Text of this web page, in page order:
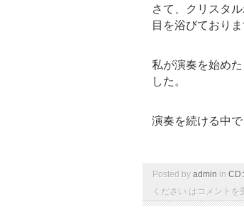
さて、クリスタ
目を浴びておりま
私が演奏を始め
した。
演奏を続ける中
Posted by admin in CD
ください は コメントを